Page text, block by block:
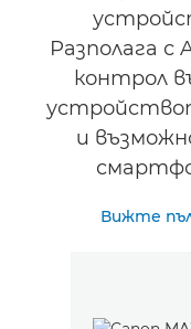
Разполага с
контрол
и
Вижте